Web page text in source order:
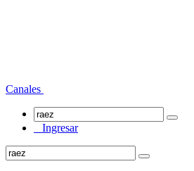
Canales
Ingresar